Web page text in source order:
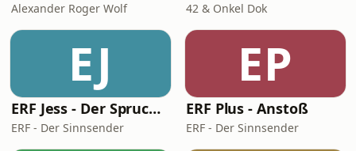
Alexander Roger Wolf 42 & Onkel Dok
EJ
ERF Jess - Der Spruch des Tages
ERF - Der Sinnsender
EP
ERF Plus - Anstoß
ERF - Der Sinnsender